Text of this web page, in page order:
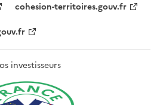
cohesion-territoires.gouv.fr
investisseurs